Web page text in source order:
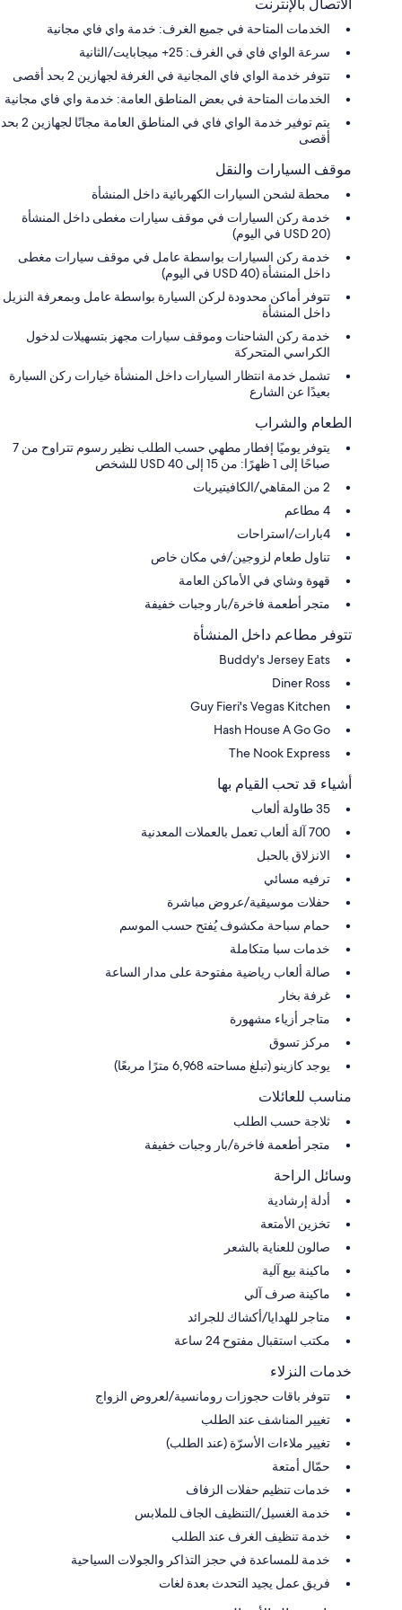
الاتصال بالإنترنت
الخدمات المتاحة في جميع الغرف: خدمة واي فاي مجانية
سرعة الواي فاي في الغرف: 25+ ميجابايت/الثانية
تتوفر خدمة الواي فاي المجانية في الغرفة لجهازين 2 بحد أقصى
الخدمات المتاحة في بعض المناطق العامة: خدمة واي فاي مجانية
يتم توفير خدمة الواي فاي في المناطق العامة مجانًا لجهازين 2 بحد
أقصى
موقف السيارات والنقل
محطة لشحن السيارات الكهربائية داخل المنشأة
خدمة ركن السيارات في موقف سيارات مغطى داخل المنشأة
(USD 20 في اليوم)
خدمة ركن السيارات بواسطة عامل في موقف سيارات مغطى
داخل المنشأة (USD 40 في اليوم)
تتوفر أماكن محدودة لركن السيارة بواسطة عامل وبمعرفة النزيل
داخل المنشأة
خدمة ركن الشاحنات وموقف سيارات مجهز بتسهيلات لدخول
الكراسي المتحركة
تشمل خدمة انتظار السيارات داخل المنشأة خيارات ركن السيارة
بعيدًا عن الشارع
الطعام والشراب
يتوفر يوميًا إفطار مطهي حسب الطلب نظير رسوم تتراوح من 7
صباحًا إلى 1 ظهرًا: من 15 إلى 40 USD للشخص
2 من المقاهي/الكافيتيريات
4 مطاعم
4بارات/استراحات
تناول طعام لزوجين/في مكان خاص
قهوة وشاي في الأماكن العامة
متجر أطعمة فاخرة/بار وجبات خفيفة
تتوفر مطاعم داخل المنشأة
Buddy's Jersey Eats
Diner Ross
Guy Fieri's Vegas Kitchen
Hash House A Go Go
The Nook Express
أشياء قد تحب القيام بها
35 طاولة ألعاب
700 آلة ألعاب تعمل بالعملات المعدنية
الانزلاق بالحبل
ترفيه مسائي
حفلات موسيقية/عروض مباشرة
حمام سباحة مكشوف يُفتح حسب الموسم
خدمات سبا متكاملة
صالة ألعاب رياضية مفتوحة على مدار الساعة
غرفة بخار
متاجر أزياء مشهورة
مركز تسوق
يوجد كازينو (تبلغ مساحته 6,968 مترًا مربعًا)
مناسب للعائلات
ثلاجة حسب الطلب
متجر أطعمة فاخرة/بار وجبات خفيفة
وسائل الراحة
أدلة إرشادية
تخزين الأمتعة
صالون للعناية بالشعر
ماكينة بيع آلية
ماكينة صرف آلي
متاجر للهدايا/أكشاك للجرائد
مكتب استقبال مفتوح 24 ساعة
خدمات النزلاء
تتوفر باقات حجوزات رومانسية/لعروض الزواج
تغيير المناشف عند الطلب
تغيير ملاءات الأسرّة (عند الطلب)
حمّال أمتعة
خدمات تنظيم حفلات الزفاف
خدمة الغسيل/التنظيف الجاف للملابس
خدمة تنظيف الغرف عند الطلب
خدمة للمساعدة في حجز التذاكر والجولات السياحية
فريق عمل يجيد التحدث بعدة لغات